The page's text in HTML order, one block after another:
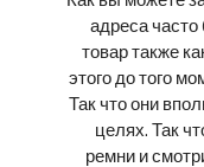
адреса
товар также
этого до того
Так что они
целях. Так
ремни и